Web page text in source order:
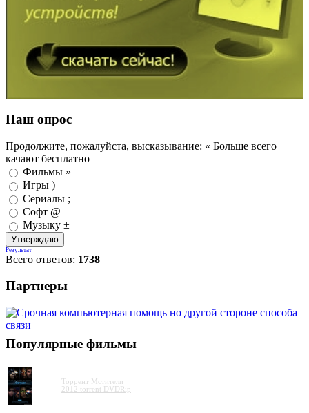
Наш опрос
Продолжите, пожалуйста, высказывание: « Больше всего
качают бесплатно
Фильмы »
Игры )
Сериалы ;
Софт @
Музыку ±
Результат
Всего ответов: 1738
Партнеры
Популярные фильмы
Торрент Мстители
2012 torrent DVDRip